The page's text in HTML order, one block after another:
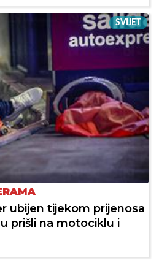
SVIJET
ubijen tijekom prijenosa
prišli na motociklu i